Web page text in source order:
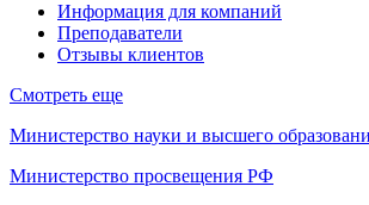
Информация для компаний
Преподаватели
Отзывы клиентов
Смотреть еще
Министерство науки и высшего
Министерство просвещения РФ